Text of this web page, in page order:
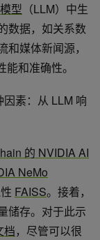
型 （LLM）中生
数据，如关系数
媒体新闻源，
能和准确性。
素：从 LLM 响
的 NVIDIA AI
NeMo
FAISS。接着，
储存。对于此示
档，尽管可以很